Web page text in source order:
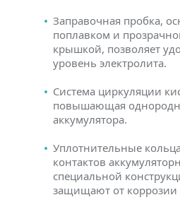
Заправочная пробка,
поплавком и
крышкой, позволяет
уровень электролита.
Система циркуляции
повышающая
аккумулятора.
Уплотнительные
контактов
специальной
защищают от